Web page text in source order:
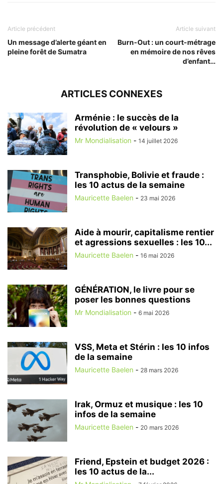
Article précédent
Un message d’alerte géant en
pleine forêt de Sumatra
Article suivant
Burn-Out : un court-métrage
en mémoire de nos rêves
d’enfant…
ARTICLES CONNEXES
Arménie : le succès de la
révolution de « velours »
Mr Mondialisation - 14 juillet 2026
Transphobie, Bolivie et fraude :
les 10 actus de la semaine
Mauricette Baelen - 23 mai 2026
Aide à mourir, capitalisme rentier
et agressions sexuelles : les 10...
Mauricette Baelen - 16 mai 2026
GÉNÉRATION, le livre pour se
poser les bonnes questions
Mr Mondialisation - 6 mai 2026
VSS, Meta et Stérin : les 10 infos
de la semaine
Mauricette Baelen - 28 mars 2026
Irak, Ormuz et musique : les 10
infos de la semaine
Mauricette Baelen - 20 mars 2026
Friend, Epstein et budget 2026 :
les 10 actus de la...